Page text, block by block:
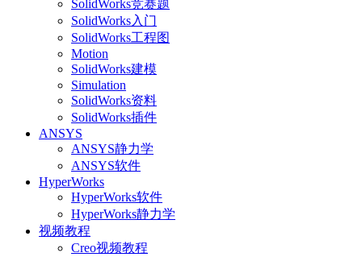
SolidWorks竞赛题
SolidWorks入门
SolidWorks工程图
Motion
SolidWorks建模
Simulation
SolidWorks资料
SolidWorks插件
ANSYS
ANSYS静力学
ANSYS软件
HyperWorks
HyperWorks软件
HyperWorks静力学
视频教程
Creo视频教程